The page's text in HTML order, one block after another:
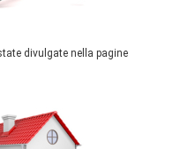
divulgate nella pagine